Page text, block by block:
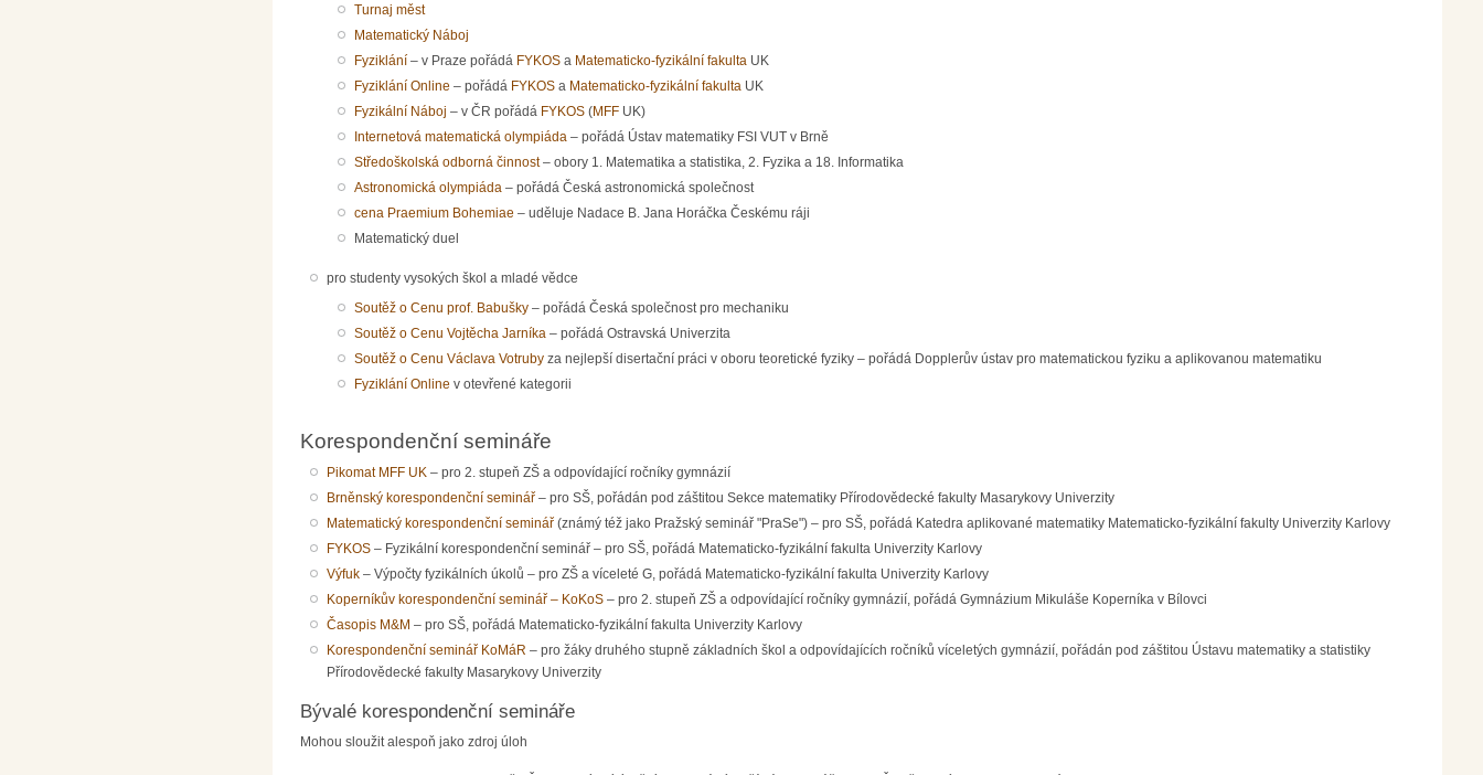
Turnaj měst
Matematický Náboj
Fyziklání– v Praze pořádá FYKOSa Matematicko-fyzikální fakultaUK
Fyziklání Online – pořádá FYKOSa Matematicko-fyzikální fakultaUK
Fyzikální Náboj – v ČR pořádá FYKOS(MFFUK)
Internetová matematická olympiáda– pořádá Ústav matematiky FSI VUT v Brně
Středoškolská odborná činnost– obory 1. Matematika a statistika, 2. Fyzika a 18. Informatika
Astronomická olympiáda– pořádá Česká astronomická společnost
cena Praemium Bohemiae – uděluje Nadace B. Jana Horáčka Českému ráji
Matematický duel
pro studenty vysokých škol a mladé vědce
Soutěž o Cenu prof. Babušky– pořádá Česká společnost pro mechaniku
Soutěž o Cenu Vojtěcha Jarníka – pořádá Ostravská Univerzita
Soutěž o Cenu Václava Votrubyza nejlepší disertační práci v oboru teoretické fyziky – pořádá Dopplerův ústav pro matematickou fyziku a aplikovanou matematiku
Fyziklání Online v otevřené kategorii
Korespondenční semináře
Pikomat MFF UK – pro 2. stupeň ZŠ a odpovídající ročníky gymnázií
Brněnský korespondenční seminář – pro SŠ, pořádán pod záštitou Sekce matematiky Přírodovědecké fakulty Masarykovy Univerzity
Matematický korespondenční seminář (známý též jako Pražský seminář "PraSe") – pro SŠ, pořádá Katedra aplikované matematiky Matematicko-fyzikální fakulty Univerzity Karlovy
FYKOS – Fyzikální korespondenční seminář – pro SŠ, pořádá Matematicko-fyzikální fakulta Univerzity Karlovy
Výfuk – Výpočty fyzikálních úkolů – pro ZŠ a víceleté G, pořádá Matematicko-fyzikální fakulta Univerzity Karlovy
Koperníkův korespondenční seminář – KoKoS – pro 2. stupeň ZŠ a odpovídající ročníky gymnázií, pořádá Gymnázium Mikuláše Koperníka v Bílovci
Časopis M&M – pro SŠ, pořádá Matematicko-fyzikální fakulta Univerzity Karlovy
Korespondenční seminář KoMáR – pro žáky druhého stupně základních škol a odpovídajících ročníků víceletých gymnázií, pořádán pod záštitou Ústavu matematiky a statistiky
Přírodovědecké fakulty Masarykovy Univerzity
Bývalé korespondenční semináře
Mohou sloužit alespoň jako zdroj úloh